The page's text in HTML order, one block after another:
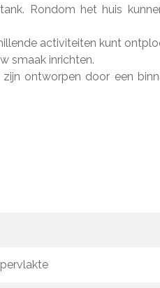
Rondom het huis
activiteiten kunt
smaak inrichten.
ontworpen door een